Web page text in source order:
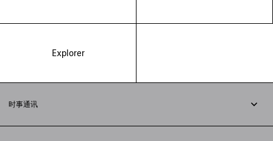
Explorer
时事通讯